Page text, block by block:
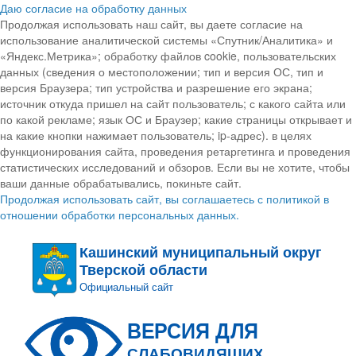
Даю согласие на обработку данных
Продолжая использовать наш сайт, вы даете согласие на
использование аналитической системы «Спутник/Аналитика» и
«Яндекс.Метрика»; обработку файлов cookie, пользовательских
данных (сведения о местоположении; тип и версия ОС, тип и
версия Браузера; тип устройства и разрешение его экрана;
источник откуда пришел на сайт пользователь; с какого сайта или
по какой рекламе; язык ОС и Браузер; какие страницы открывает и
на какие кнопки нажимает пользователь; ip-адрес). в целях
функционирования сайта, проведения ретаргетинга и проведения
статистических исследований и обзоров. Если вы не хотите, чтобы
ваши данные обрабатывались, покиньте сайт.
Продолжая использовать сайт, вы соглашаетесь с политикой в
отношении обработки персональных данных.